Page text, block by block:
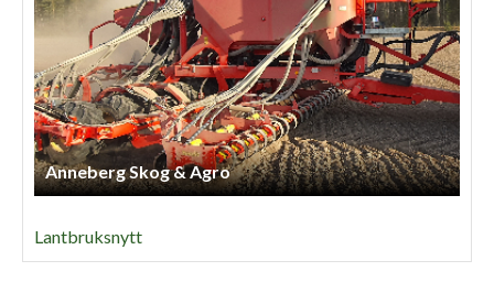
Anneberg Skog & Agro